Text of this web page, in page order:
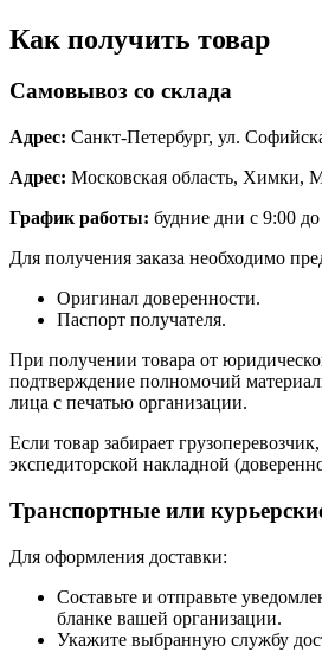
Как получить товар
Самовывоз со склада
Адрес: Санкт-Петербург, ул.
Адрес: Московская область, Химки,
График работы: будние дни с 9:00
Для получения заказа необходимо
Оригинал доверенности.
Паспорт получателя.
При получении товара от
подтверждение полномочий
лица с печатью организации.
Если товар забирает
экспедиторской накладной
Транспортные или
Для оформления доставки:
Составьте и отправьте
бланке вашей организации.
Укажите выбранную службу